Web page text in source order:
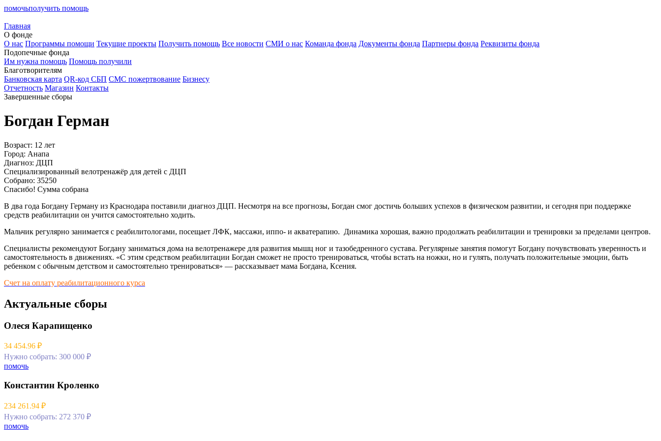
помочьполучить помощь
Главная
О фонде
О нас Программы помощи Текущие проекты Получить помощь Все новости СМИ о нас Команда фонда Документы фонда Партнеры фонда Реквизиты фонда
Подопечные фонда
Им нужна помощь Помощь получили
Благотворителям
Банковская карта QR-код СБП СМС пожертвование Бизнесу
Отчетность Магазин Контакты
Завершенные сборы
Богдан Герман
Возраст: 12 лет
Город: Анапа
Диагноз: ДЦП
Специализированный велотренажёр для детей с ДЦП
Собрано: 35250
Спасибо! Сумма собрана
В два года Богдану Герману из Краснодара поставили диагноз ДЦП. Несмотря на все прогнозы, Богдан смог достичь больших успехов в физическом развитии, и сегодня при поддержке
средств реабилитации он учится самостоятельно ходить.
Мальчик регулярно занимается с реабилитологами, посещает ЛФК, массажи, иппо- и акватерапию. Динамика хорошая, важно продолжать реабилитации и тренировки за пределами центров.
Специалисты рекомендуют Богдану заниматься дома на велотренажере для развития мышц ног и тазобедренного сустава. Регулярные занятия помогут Богдану почувствовать уверенность и
самостоятельность в движениях. «С этим средством реабилитации Богдан сможет не просто тренироваться, чтобы встать на ножки, но и гулять, получать положительные эмоции, быть
ребенком с обычным детством и самостоятельно тренироваться» — рассказывает мама Богдана, Ксения.
Счет на оплату реабилитационного курса
Актуальные сборы
Олеся Карапищенко
34 454.96 ₽
Нужно собрать: 300 000 ₽
помочь
Константин Кроленко
234 261.94 ₽
Нужно собрать: 272 370 ₽
помочь